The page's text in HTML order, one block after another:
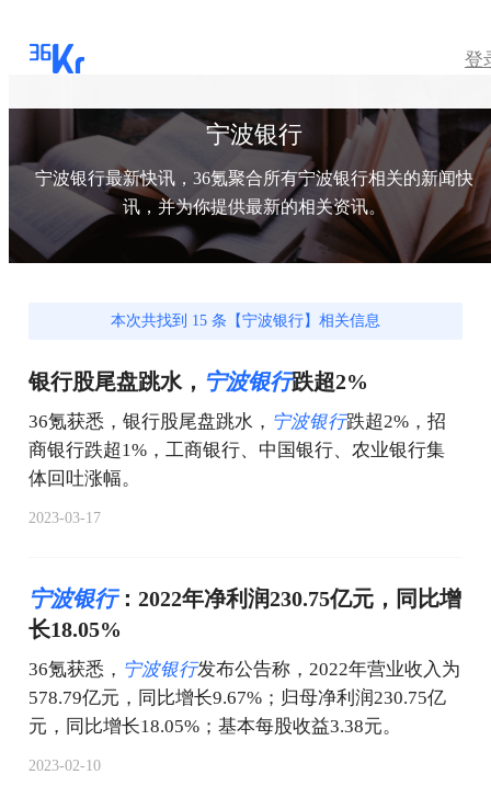
登
宁波银行
宁波银行最新快讯，36氪聚合所有宁波银行相关的新闻快
讯，并为你提供最新的相关资讯。
本次共找到 15 条【宁波银行】相关信息
银行股尾盘跳水， 宁波银行跌超2%
36氪获悉，银行股尾盘跳水， 宁波银行跌超2%，招
商银行跌超1%，工商银行、中国银行、农业银行集
体回吐涨幅。
2023-03-17
宁波银行：2022年净利润230.75亿元，同比增
长18.05%
36氪获悉， 宁波银行发布公告称，2022年营业收入为
578.79亿元，同比增长9.67%；归母净利润230.75亿
元，同比增长18.05%；基本每股收益3.38元。
2023-02-10